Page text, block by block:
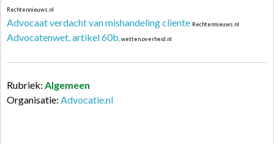
Rechtennieuws.nl
Advocaat verdacht van mishandeling cliente Rechtennieuws.nl
Advocatenwet, artikel 60b , wetten.overheid.nl
Rubriek: Algemeen
Organisatie: Advocatie.nl